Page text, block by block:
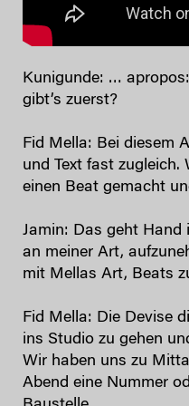
Kunigunde: …
gibt’s zuerst?
Fid Mella: Bei diesem
und Text fast zugleich.
einen Beat gemacht
Jamin: Das geht Hand
an meiner Art,
mit Mellas Art, Beats
Fid Mella: Die Devise
ins Studio zu gehen
Wir haben uns zu
Abend eine Nummer